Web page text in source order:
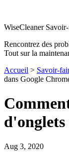
WiseCleaner
Rencontrez des
Tout sur la
Accueil > Savoir-
dans Google
d'onglets
Aug 3, 2020